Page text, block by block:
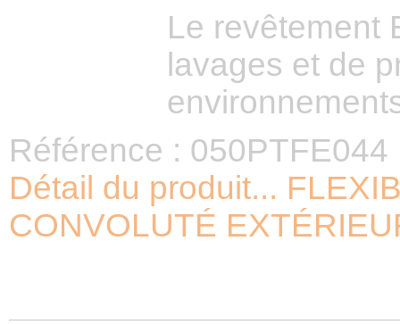
Le revêtement
lavages et de
Référence : 050PTFE044
Détail du produit...
CONVOLUTÉ